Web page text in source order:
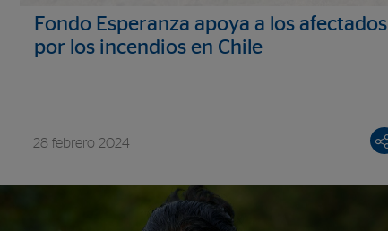
Fondo Esperanza apoya a los afectados
por los incendios en Chile
28 febrero 2024